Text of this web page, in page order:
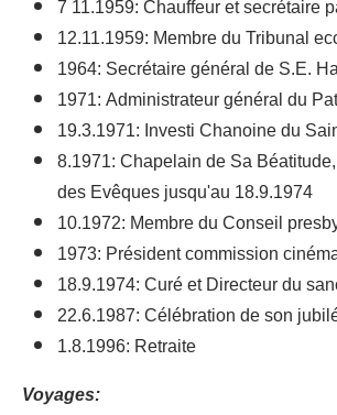
7 11.1959: Chauffeur et secrétaire
12.11.1959: Membre du Tribunal
1964: Secrétaire général de S.E.
1971: Administrateur général du
19.3.1971: Investi Chanoine du
8.1971: Chapelain de Sa
des Evêques jusqu'au 18.9.1974
10.1972: Membre du Conseil
1973: Président commission
18.9.1974: Curé et Directeur du
22.6.1987: Célébration de son
1.8.1996: Retraite
Voyages: